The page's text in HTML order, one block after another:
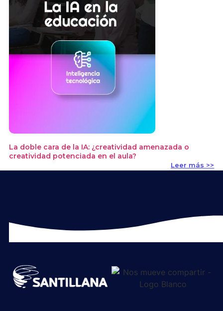
La doble cara de la IA: ¿creatividad amenazada o
creatividad potenciada en el aula?
Leer más >>